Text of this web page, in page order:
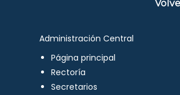
Administración Central
Página principal
Rectoría
Secretarios